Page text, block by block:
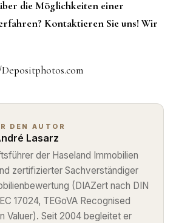
die Möglichkeiten einer
Kontaktieren Sie uns! Wir
DEN AUTOR
Lasarz
der Haseland Immobilien
zertifizierter Sachverständiger
(DIAZert nach DIN
17024, TEGoVA Recognised
Valuer). Seit 2004 begleitet er